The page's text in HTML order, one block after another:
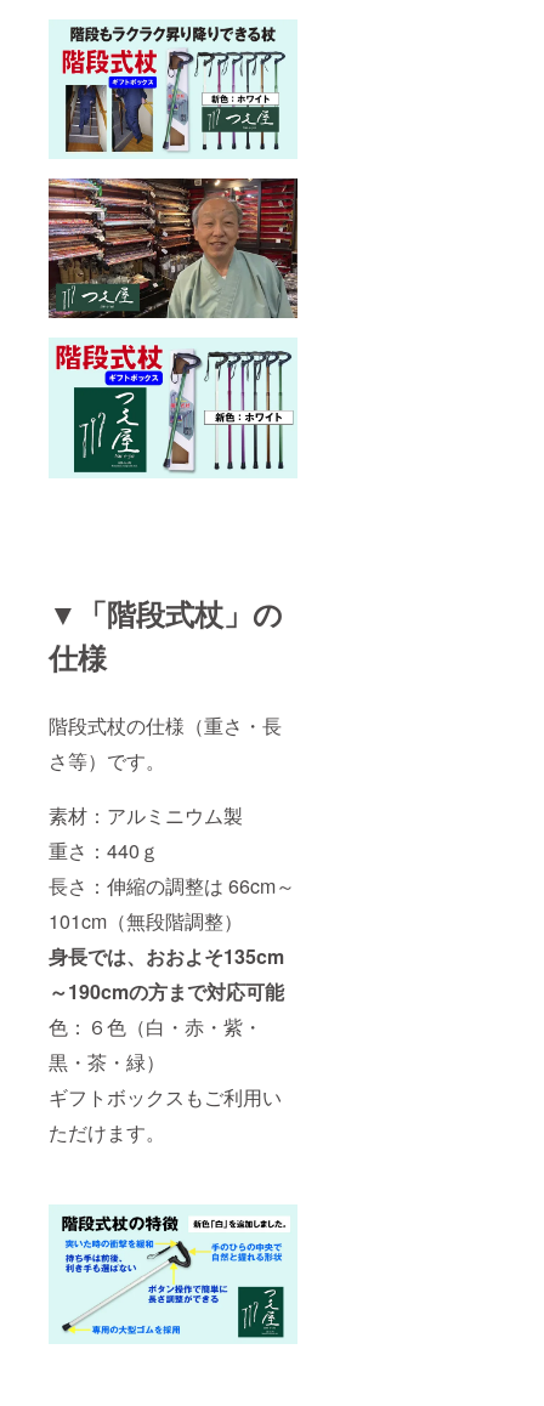
▼「階段式杖」の
仕様
階段式杖の仕様（重さ・長
さ等）です。
素材：アルミニウム製
重さ：440ｇ
長さ：伸縮の調整は 66cm～
101cm（無段階調整）
身長では、おおよそ135cm
～190cmの方まで対応可能
色：６色（白・赤・紫・
黒・茶・緑）
ギフトボックスもご利用い
ただけます。